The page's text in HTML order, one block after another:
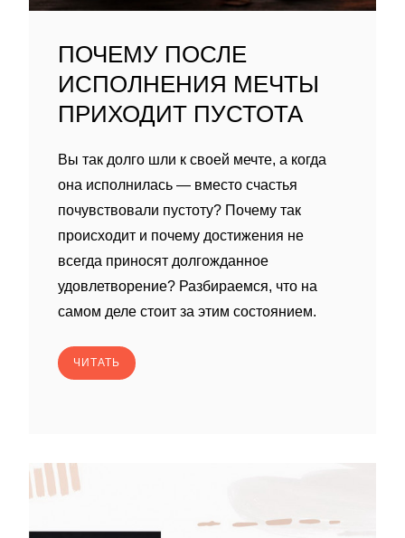
ПОЧЕМУ ПОСЛЕ
ИСПОЛНЕНИЯ МЕЧТЫ
ПРИХОДИТ ПУСТОТА
Вы так долго шли к своей мечте, а когда
она исполнилась — вместо счастья
почувствовали пустоту? Почему так
происходит и почему достижения не
всегда приносят долгожданное
удовлетворение? Разбираемся, что на
самом деле стоит за этим состоянием.
ЧИТАТЬ